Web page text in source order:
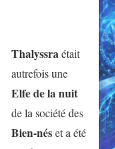
Thalyssraétait
autrefois une
Elfe de la nuit
de la société des
Bien-néset a été